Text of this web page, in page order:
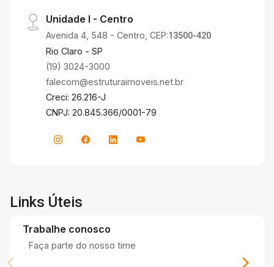
Unidade I - Centro
Avenida 4, 548 - Centro, CEP:13500-420
Rio Claro - SP
(19) 3024-3000
falecom@estruturaimoveis.net.br
Creci: 26.216-J
CNPJ: 20.845.366/0001-79
Links Úteis
Trabalhe conosco
Faça parte do nosso time